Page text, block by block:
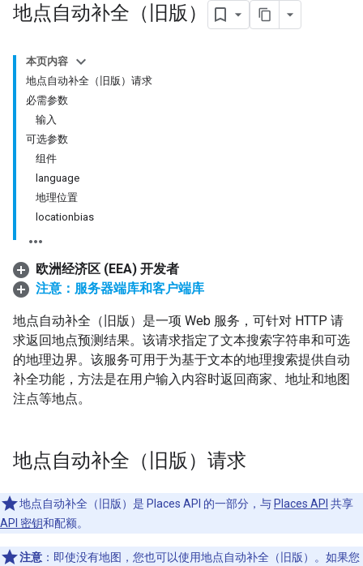
地点自动补全（旧版）
本页内容
地点自动补全（旧版）请求
必需参数
输入
可选参数
组件
language
地理位置
locationbias
欧洲经济区 (EEA) 开发者
注意：服务器端库和客户端库
地点自动补全（旧版）是一项 Web 服务，可针对 HTTP 请
求返回地点预测结果。该请求指定了文本搜索字符串和可选
的地理边界。该服务可用于为基于文本的地理搜索提供自动
补全功能，方法是在用户输入内容时返回商家、地址和地图
注点等地点。
地点自动补全（旧版）请求
地点自动补全（旧版）是 Places API 的一部分，与 Places API 共享
API 密钥和配额。
注意 ：即使没有地图，您也可以使用地点自动补全（旧版）。如果您